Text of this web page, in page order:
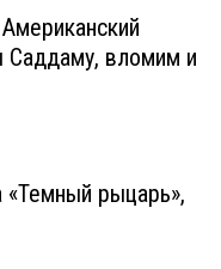
Саддаму, вломим и
рыцарь»,